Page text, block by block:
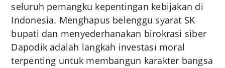
seluruh pemangku kepentingan kebijakan di
Indonesia. Menghapus belenggu syarat SK
bupati dan menyederhanakan birokrasi siber
Dapodik adalah langkah investasi moral
terpenting untuk membangun karakter bangsa